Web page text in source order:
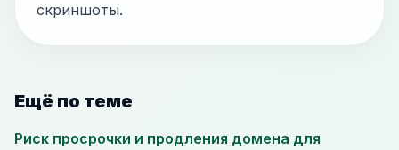
скриншоты.
Ещё по теме
Риск просрочки и продления домена для